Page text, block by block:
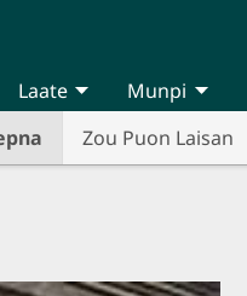
Zou Puon Laisan
Laate Munpi